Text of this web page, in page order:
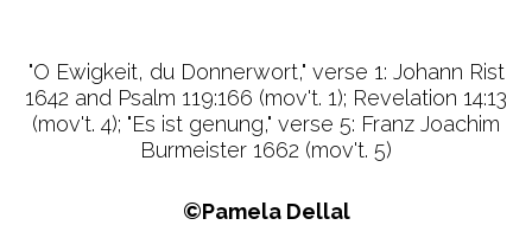
"O Ewigkeit, du Donnerwort," verse 1: Johann Rist
1642 and Psalm 119:166 (mov't. 1); Revelation 14:13
(mov't. 4); "Es ist genung," verse 5: Franz Joachim
Burmeister 1662 (mov't. 5)
©Pamela Dellal